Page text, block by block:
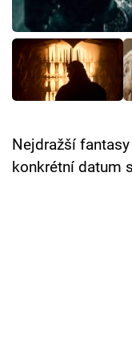
Pořady
TV Program
Nejdražší
konkrétní datum